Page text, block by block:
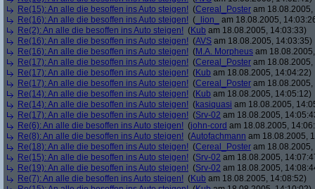
Re(15): An alle die besoffen ins Auto steigen! (Cereal_Poster am
Re(16): An alle die besoffen ins Auto steigen! ( _lion_
am 18.08.2005,
Re(2): An alle die besoffen ins Auto steigen! (Kub am 18.08.2005, 14:03:33)
Re(16): An alle die besoffen ins Auto steigen! (AVS am 18.08.2005, 14:03:35)
Re(16): An alle die besoffen ins Auto steigen! (M.A. Morpheus am
Re(17): An alle die besoffen ins Auto steigen! (Cereal_Poster am
Re(17): An alle die besoffen ins Auto steigen! (Kub am 18.08.2005, 14:04:22)
Re(17): An alle die besoffen ins Auto steigen! (Cereal_Poster am
Re(14): An alle die besoffen ins Auto steigen! (Kub am 18.08.2005, 14:05:12)
Re(14): An alle die besoffen ins Auto steigen! (kasiquasi am 18.08.2005,
Re(17): An alle die besoffen ins Auto steigen! (Srv-02 am 18.08.2005,
Re(6): An alle die besoffen ins Auto steigen! (john-cord am 18.08.2005,
Re(8): An alle die besoffen ins Auto steigen! (Autofachmann am 18.08.2005,
Re(18): An alle die besoffen ins Auto steigen! (Cereal_Poster am
Re(15): An alle die besoffen ins Auto steigen! (Srv-02 am 18.08.2005,
Re(19): An alle die besoffen ins Auto steigen! (Srv-02 am 18.08.2005,
Re(7): An alle die besoffen ins Auto steigen! (Kub am 18.08.2005, 14:08:52)